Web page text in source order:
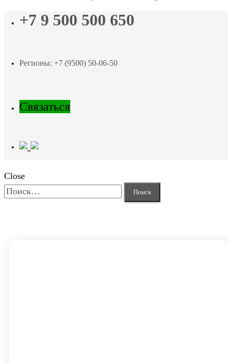
+7 9 500 500 650
Регионы: +7 (9500) 50-06-50
Связаться
Close
Найти: